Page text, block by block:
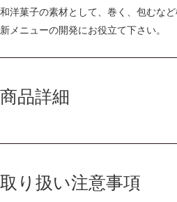
和洋菓子の素材として、巻く、包むなど
新メニューの開発にお役立て下さい。
商品詳細
取り扱い注意事項